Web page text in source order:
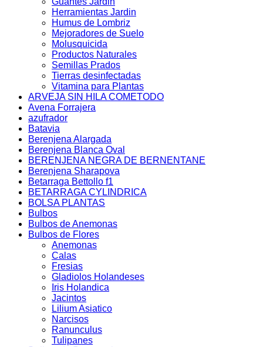
Herramientas Jardin
Humus de Lombriz
Mejoradores de Suelo
Molusquicida
Productos Naturales
Semillas Prados
Tierras desinfectadas
Vitamina para Plantas
ARVEJA SIN HILA COMETODO
Avena Forrajera
azufrador
Batavia
Berenjena Alargada
Berenjena Blanca Oval
BERENJENA NEGRA DE BERNENTANE
Berenjena Sharapova
Betarraga Bettollo f1
BETARRAGA CYLINDRICA
BOLSA PLANTAS
Bulbos
Bulbos de Anemonas
Bulbos de Flores
Anemonas
Calas
Fresias
Gladiolos Holandeses
Iris Holandica
Jacintos
Lilium Asiatico
Narcisos
Ranunculus
Tulipanes